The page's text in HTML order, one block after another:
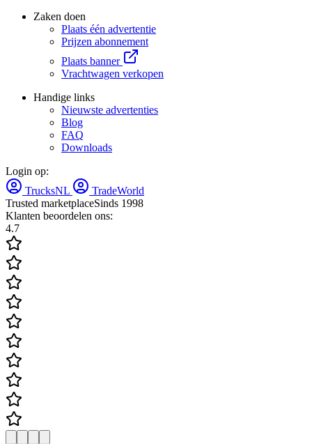
Zaken doen
Plaats één advertentie
Prijzen abonnement
Plaats banner
Vrachtwagen verkopen
Handige links
Nieuwste advertenties
Blog
FAQ
Downloads
Login op:
TrucksNL
TradeWorld
Trusted marketplaceSinds 1998
Klanten beoordelen ons:
4.7